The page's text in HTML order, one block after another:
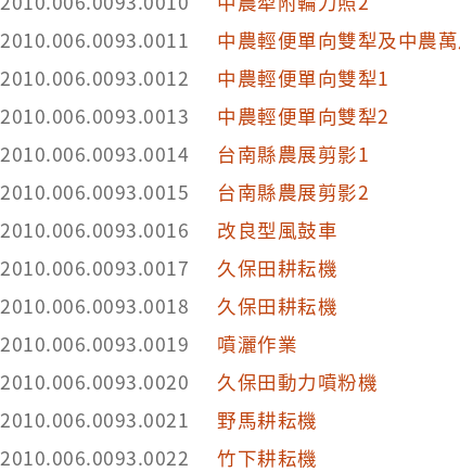
2010.006.0093.0011
中農輕便單向雙犁及中農
2010.006.0093.0012
中農輕便單向雙犁1
2010.006.0093.0013
中農輕便單向雙犁2
2010.006.0093.0014
台南縣農展剪影1
2010.006.0093.0015
台南縣農展剪影2
2010.006.0093.0016
改良型風鼓車
2010.006.0093.0017
久保田耕耘機
2010.006.0093.0018
久保田耕耘機
2010.006.0093.0019
噴灑作業
2010.006.0093.0020
久保田動力噴粉機
2010.006.0093.0021
野馬耕耘機
2010.006.0093.0022
竹下耕耘機